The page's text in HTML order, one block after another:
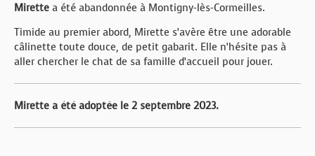
Mirette a été abandonnée à Montigny-lès-Cormeilles.
Timide au premier abord, Mirette s’avère être une adorable
câlinette toute douce, de petit gabarit. Elle n’hésite pas à
aller chercher le chat de sa famille d’accueil pour jouer.
Mirette a été adoptée le 2 septembre 2023.